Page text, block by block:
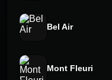
Bel Air
Mont Fleuri